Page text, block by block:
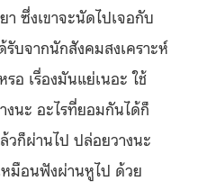
า ซึ่งเขาจะนัดไปเจอกับ
รับจากนักสังคมสงเคราะห์
อ เรื่องมันแย่เนอะ ใช้
งนะ อะไรที่ยอมกันได้ก็
วก็ผ่านไป ปล่อยวางนะ
หมือนฟังผ่านหูไป ด้วย